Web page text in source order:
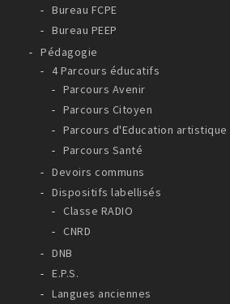
Bureau FCPE
Bureau PEEP
Pédagogie
4 Parcours éducatifs
Parcours Avenir
Parcours Citoyen
Parcours d'Education
Parcours Santé
Devoirs communs
Dispositifs labellisés
Classe RADIO
CNRD
DNB
E.P.S.
Langues anciennes